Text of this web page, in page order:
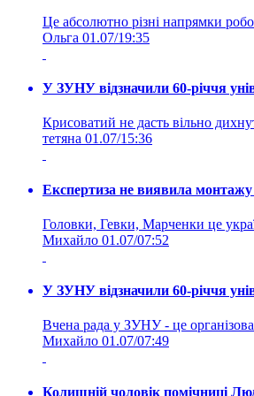
Це абсолютно різні напрямки
Ольга 01.07/19:35
У ЗУНУ відзначили 60-річчя
Крисоватий не дасть вільно
тетяна 01.07/15:36
Експертиза не виявила монтажу
Головки, Гевки, Марченки це
Михайло 01.07/07:52
У ЗУНУ відзначили 60-річчя
Вчена рада у ЗУНУ - це
Михайло 01.07/07:49
Колишній чоловік помічниці